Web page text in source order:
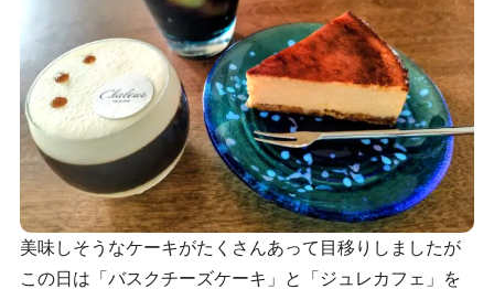
美味しそうなケーキがたくさんあって目移りしましたが
この日は「バスクチーズケーキ」と「ジュレカフェ」を